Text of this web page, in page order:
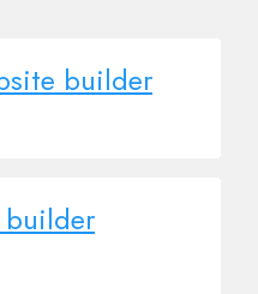
builder
builder